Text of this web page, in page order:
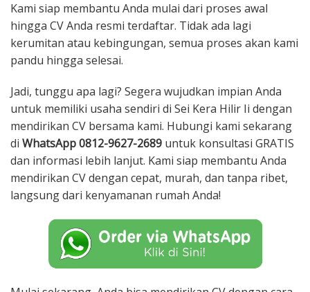
Kami siap membantu Anda mulai dari proses awal
hingga CV Anda resmi terdaftar. Tidak ada lagi
kerumitan atau kebingungan, semua proses akan kami
pandu hingga selesai.
Jadi, tunggu apa lagi? Segera wujudkan impian Anda
untuk memiliki usaha sendiri di Sei Kera Hilir Ii dengan
mendirikan CV bersama kami. Hubungi kami sekarang
di WhatsApp 0812-9627-2689 untuk konsultasi GRATIS
dan informasi lebih lanjut. Kami siap membantu Anda
mendirikan CV dengan cepat, murah, dan tanpa ribet,
langsung dari kenyamanan rumah Anda!